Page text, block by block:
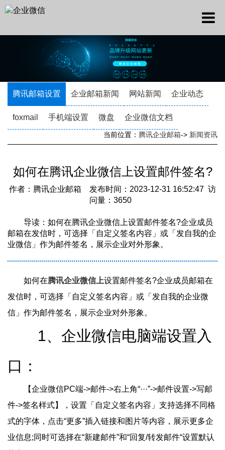
腾讯邮箱设置 企业邮箱新闻 网站新闻 企业动态
foxmail 手机端设置 微盘 企业微信文档
当前位置： 腾讯企业邮箱-> 新闻资讯
如何在腾讯企业微信上设置邮件签名?
作者：腾讯企业邮箱 发布时间：2023-12-31 16:52:47 访
问量：3650
导读：如何在腾讯企业微信上设置邮件签名?企业成员
邮箱在发信时，可选择「自定义签名内容」或「发自我的企
业微信」作为邮件签名，展示企业对外形象。
如何在腾讯企业微信上设置邮件签名?企业成员邮箱在
发信时，可选择「自定义签名内容」或「发自我的企业微
信」作为邮件签名，展示企业对外形象。
1、企业微信电脑端设置入
口：
【企业微信PC端->邮件->右上角“···”->邮件设置->写邮
件->签名样式】，设置「自定义签名内容」支持选择不同格
式的字体，点击“更多”插入链接和图片等内容，展示更多企
业信息;同时可选择在“新建邮件”和“回复/转发邮件“设置默认